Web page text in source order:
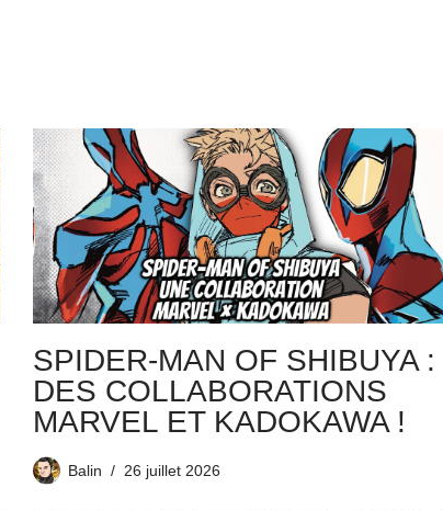
SPIDER-MAN OF SHIBUYA :
DES COLLABORATIONS
MARVEL ET KADOKAWA !
Balin 26 juillet 2026